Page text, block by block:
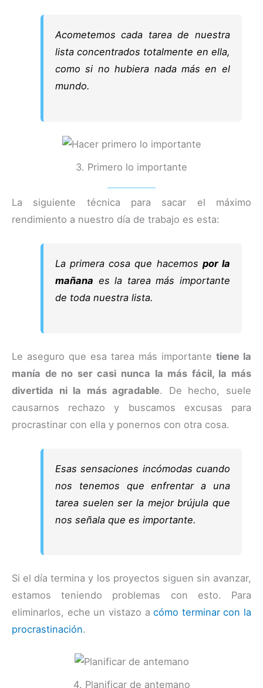
Acometemos cada tarea de nuestra
lista concentrados totalmente en ella,
como si no hubiera nada más en el
mundo.
3. Primero lo importante
La siguiente técnica para sacar el máximo
rendimiento a nuestro día de trabajo es esta:
La primera cosa que hacemos por la
mañana es la tarea más importante
de toda nuestra lista.
Le aseguro que esa tarea más importante tiene la
manía de no ser casi nunca la más fácil, la más
divertida ni la más agradable. De hecho, suele
causarnos rechazo y buscamos excusas para
procrastinar con ella y ponernos con otra cosa.
Esas sensaciones incómodas cuando
nos tenemos que enfrentar a una
tarea suelen ser la mejor brújula que
nos señala que es importante.
Si el día termina y los proyectos siguen sin avanzar,
estamos teniendo problemas con esto. Para
eliminarlos, eche un vistazo acómo terminar con la
procrastinación.
4. Planificar de antemano